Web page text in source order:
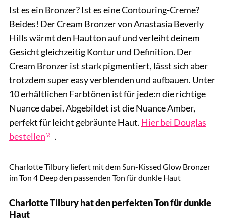
Ist es ein Bronzer? Ist es eine Contouring-Creme?
Beides! Der Cream Bronzer von Anastasia Beverly
Hills wärmt den Hautton auf und verleiht deinem
Gesicht gleichzeitig Kontur und Definition. Der
Cream Bronzer ist stark pigmentiert, lässt sich aber
trotzdem super easy verblenden und aufbauen. Unter
10 erhältlichen Farbtönen ist für jede:n die richtige
Nuance dabei. Abgebildet ist die Nuance Amber,
perfekt für leicht gebräunte Haut. Hier bei Douglas
bestellen
.
Charlotte Tilbury liefert mit dem Sun-Kissed Glow Bronzer
im Ton 4 Deep den passenden Ton für dunkle Haut
Charlotte Tilbury hat den perfekten Ton für dunkle
Haut